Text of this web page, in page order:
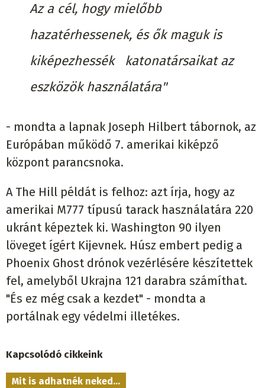
Az a cél, hogy mielőbb
hazatérhessenek, és ők maguk is
kiképezhessék katonatársaikat az
eszközök használatára"
- mondta a lapnak Joseph Hilbert tábornok, az
Európában működő 7. amerikai kiképző
központ parancsnoka.
A The Hill példát is felhoz: azt írja, hogy az
amerikai M777 típusú tarack használatára 220
ukránt képeztek ki. Washington 90 ilyen
löveget ígért Kijevnek. Húsz embert pedig a
Phoenix Ghost drónok vezérlésére készítettek
fel, amelyből Ukrajna 121 darabra számíthat.
"És ez még csak a kezdet" - mondta a
portálnak egy védelmi illetékes.
Kapcsolódó cikkeink
Mit is adhatnék neked...